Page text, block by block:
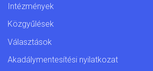
Intézmények
Közgyűlések
Választások
Akadálymentesítési nyilatkozat